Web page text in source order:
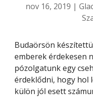
nov 16, 2019 |
Budaörsön
emberek érdekesen
pózolgatunk egy
érdeklődni, hogy hol
külön jól esett